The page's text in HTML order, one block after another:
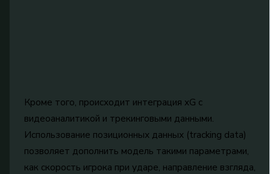
Кроме того, происходит интеграция xG с
видеоаналитикой и трекинговыми данными.
Использование позиционных данных (tracking data)
позволяет дополнить модель такими параметрами,
как скорость игрока при ударе, направление взгляда,